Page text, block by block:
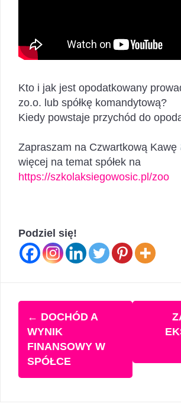
Kto i jak jest opodatkowany
zo.o. lub spółkę komandytową?
Kiedy powstaje przychód do
Zapraszam na Czwartkową Kawę
więcej na temat spółek na
https://szkolaksiegowosic.pl/zoo
Podziel się!
Zobacz
wpisy
← DOCHÓD A
WYNIK
FINANSOWY W
SPÓŁCE